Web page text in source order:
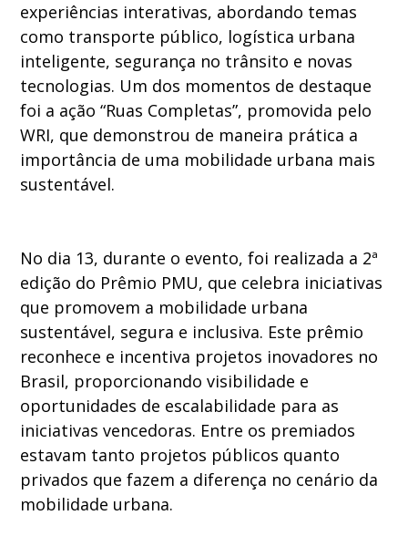
experiências interativas, abordando temas
como transporte público, logística urbana
inteligente, segurança no trânsito e novas
tecnologias. Um dos momentos de destaque
foi a ação “Ruas Completas”, promovida pelo
WRI, que demonstrou de maneira prática a
importância de uma mobilidade urbana mais
sustentável.
No dia 13, durante o evento, foi realizada a 2ª
edição do Prêmio PMU, que celebra iniciativas
que promovem a mobilidade urbana
sustentável, segura e inclusiva. Este prêmio
reconhece e incentiva projetos inovadores no
Brasil, proporcionando visibilidade e
oportunidades de escalabilidade para as
iniciativas vencedoras. Entre os premiados
estavam tanto projetos públicos quanto
privados que fazem a diferença no cenário da
mobilidade urbana.